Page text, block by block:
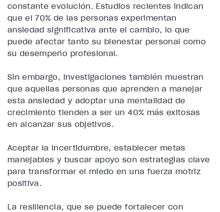
constante evolución. Estudios recientes indican
que el 70% de las personas experimentan
ansiedad significativa ante el cambio, lo que
puede afectar tanto su bienestar personal como
su desempeño profesional.
Sin embargo, investigaciones también muestran
que aquellas personas que aprenden a manejar
esta ansiedad y adoptar una mentalidad de
crecimiento tienden a ser un 40% más exitosas
en alcanzar sus objetivos.
Aceptar la incertidumbre, establecer metas
manejables y buscar apoyo son estrategias clave
para transformar el miedo en una fuerza motriz
positiva.
La resiliencia, que se puede fortalecer con